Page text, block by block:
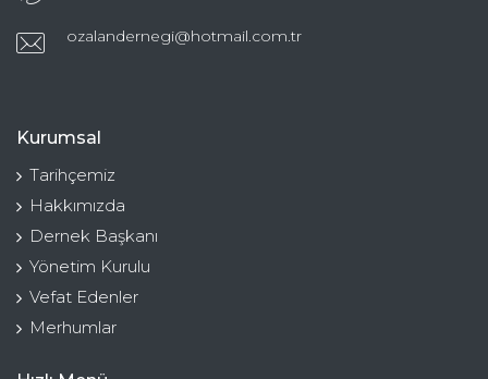
ozalandernegi@hotmail.com.tr
Kurumsal
Tarihçemiz
Hakkımızda
Dernek Başkanı
Yönetim Kurulu
Vefat Edenler
Merhumlar